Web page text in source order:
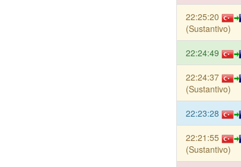
22:25:20
(Sustantivo)
22:24:49
22:24:37
(Sustantivo)
22:23:28
22:21:55
(Sustantivo)